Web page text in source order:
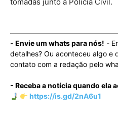
- Envie um whats para nós! -
detalhes? Ou aconteceu algo e
contato com a redação pelo
- Receba a notícia quando ela
https://is.gd/2nA6u1